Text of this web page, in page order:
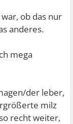
ob das nur
anderes.
mega
der leber,
milz
recht weiter,